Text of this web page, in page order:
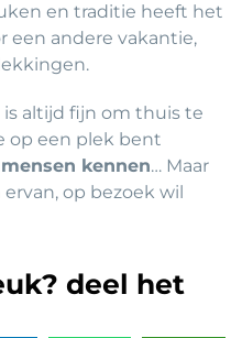
en traditie heeft het
een andere vakantie,
is altijd fijn om thuis te
op een plek bent
kennen… Maar
op bezoek wil
deel het